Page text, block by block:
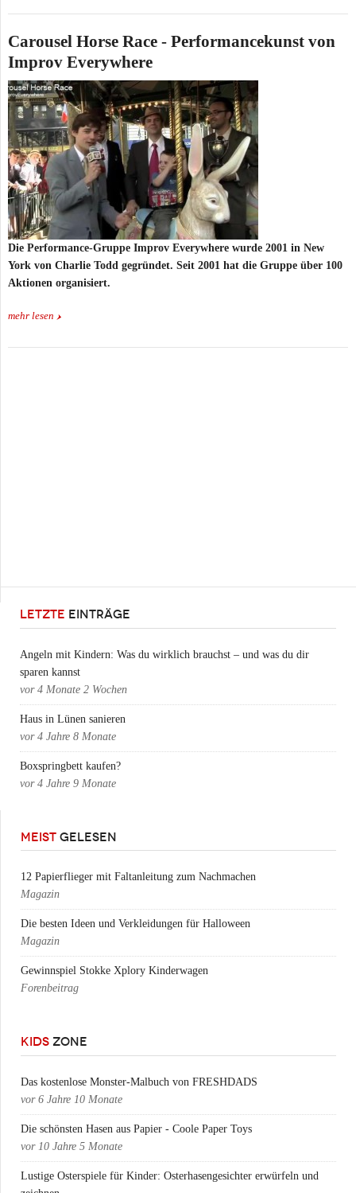
Carousel Horse Race - Performancekunst von
Improv Everywhere
Die Performance-Gruppe Improv Everywhere wurde 2001 in New
York von Charlie Todd gegründet. Seit 2001 hat die Gruppe über 100
Aktionen organisiert.
mehr lesen
LETZTE EINTRÄGE
Angeln mit Kindern: Was du wirklich brauchst – und was du dir
sparen kannst
vor 4 Monate 2 Wochen
Haus in Lünen sanieren
vor 4 Jahre 8 Monate
Boxspringbett kaufen?
vor 4 Jahre 9 Monate
MEIST GELESEN
12 Papierflieger mit Faltanleitung zum Nachmachen
Magazin
Die besten Ideen und Verkleidungen für Halloween
Magazin
Gewinnspiel Stokke Xplory Kinderwagen
Forenbeitrag
KIDS ZONE
Das kostenlose Monster-Malbuch von FRESHDADS
vor 6 Jahre 10 Monate
Die schönsten Hasen aus Papier - Coole Paper Toys
vor 10 Jahre 5 Monate
Lustige Osterspiele für Kinder: Osterhasengesichter erwürfeln und